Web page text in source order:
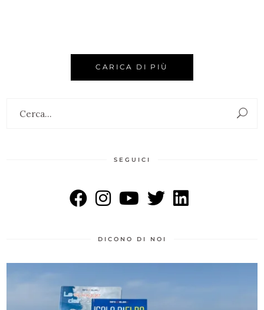
CARICA DI PIÙ
SEGUICI
DICONO DI NOI